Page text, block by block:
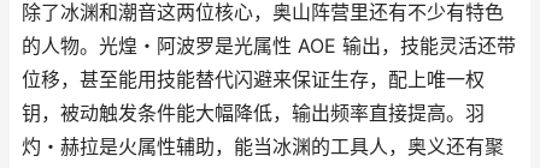
除了冰渊和潮音这两位核心，奥山阵营里还有不少有特色
的人物。光煌・阿波罗是光属性 AOE 输出，技能灵活还带
位移，甚至能用技能替代闪避来保证生存，配上唯一权
钥，被动触发条件能大幅降低，输出频率直接提高。羽
灼・赫拉是火属性辅助，能当冰渊的工具人，奥义还有聚